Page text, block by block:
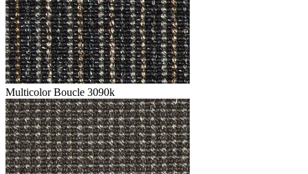
Multicolor Boucle 3090k